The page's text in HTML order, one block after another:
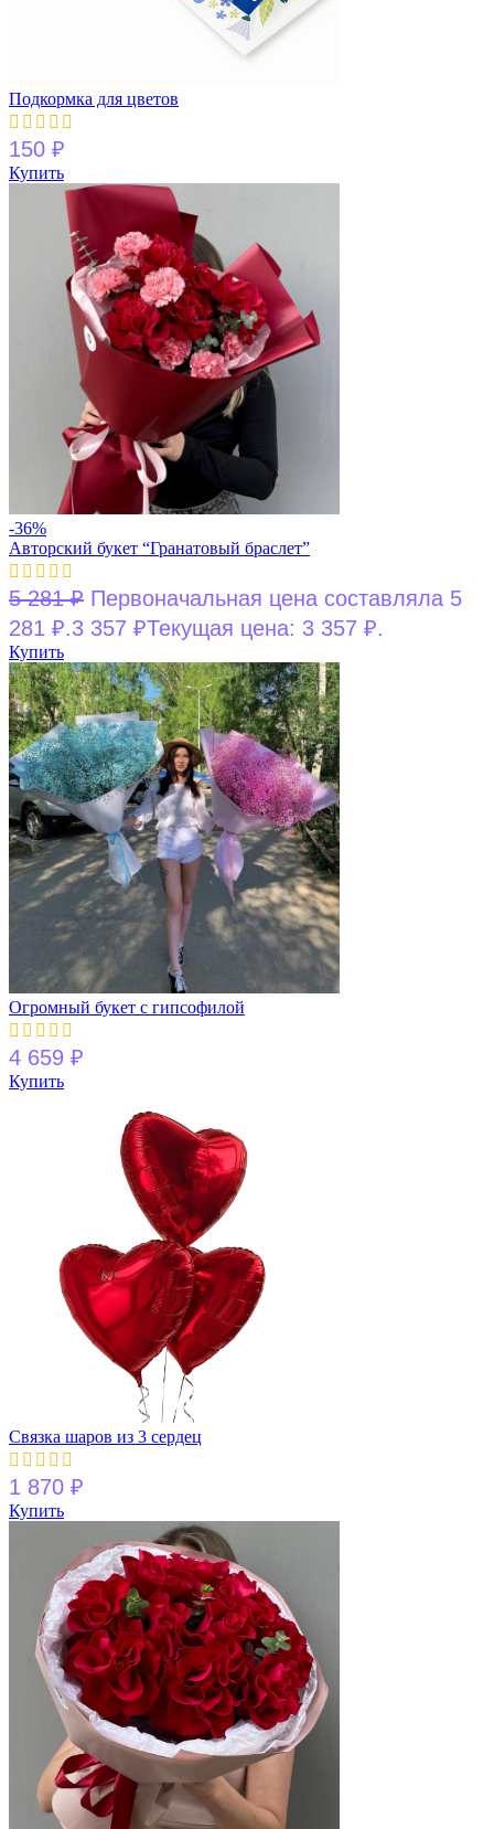
Подкормка для цветов
150 ₽
Купить
-36%
Авторский букет “Гранатовый браслет”
5 281₽ Первоначальная цена составляла 5
281 ₽.3 357 ₽Текущая цена: 3 357 ₽.
Купить
Огромный букет с гипсофилой
4 659 ₽
Купить
Связка шаров из 3 сердец
1 870 ₽
Купить